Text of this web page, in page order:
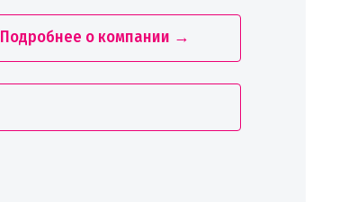
Подробнее о компании →